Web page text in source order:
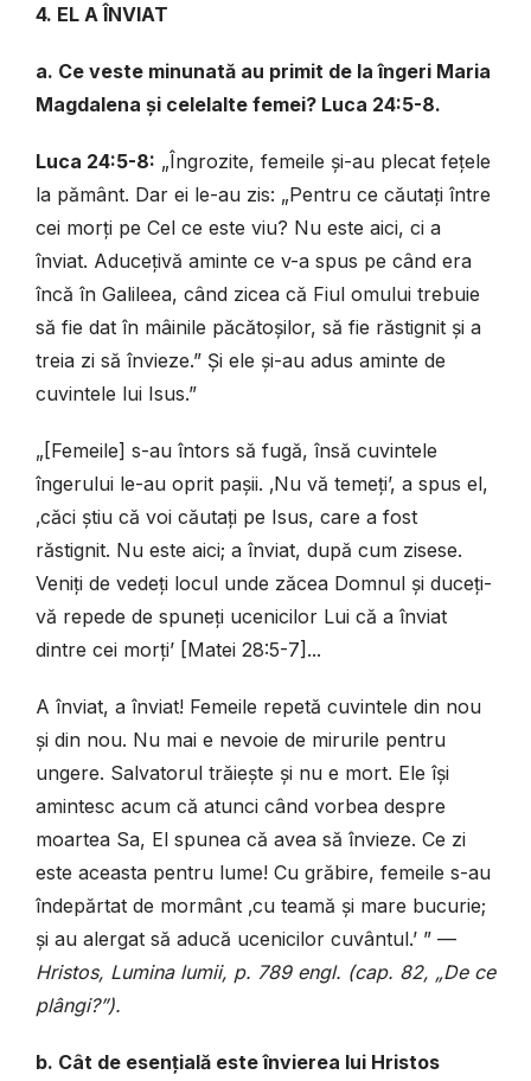
4. EL A ÎNVIAT
a. Ce veste minunată au primit de la îngeri Maria
Magdalena și celelalte femei? Luca 24:5-8.
Luca 24:5-8: „Îngrozite, femeile și-au plecat fețele
la pământ. Dar ei le-au zis: „Pentru ce căutați între
cei morți pe Cel ce este viu? Nu este aici, ci a
înviat. Aducețivă aminte ce v-a spus pe când era
încă în Galileea, când zicea că Fiul omului trebuie
să fie dat în mâinile păcătoșilor, să fie răstignit și a
treia zi să învieze.” Și ele și-au adus aminte de
cuvintele lui Isus.”
„[Femeile] s-au întors să fugă, însă cuvintele
îngerului le-au oprit pașii. ‚Nu vă temeți’, a spus el,
‚căci știu că voi căutați pe Isus, care a fost
răstignit. Nu este aici; a înviat, după cum zisese.
Veniți de vedeți locul unde zăcea Domnul și duceți-
vă repede de spuneți ucenicilor Lui că a înviat
dintre cei morți’ [Matei 28:5-7]...
A înviat, a înviat! Femeile repetă cuvintele din nou
și din nou. Nu mai e nevoie de mirurile pentru
ungere. Salvatorul trăiește și nu e mort. Ele își
amintesc acum că atunci când vorbea despre
moartea Sa, El spunea că avea să învieze. Ce zi
este aceasta pentru lume! Cu grăbire, femeile s-au
îndepărtat de mormânt ‚cu teamă și mare bucurie;
și au alergat să aducă ucenicilor cuvântul.’ ” —
Hristos, Lumina lumii, p. 789 engl. (cap. 82, „De ce
plângi?”).
b. Cât de esențială este învierea lui Hristos